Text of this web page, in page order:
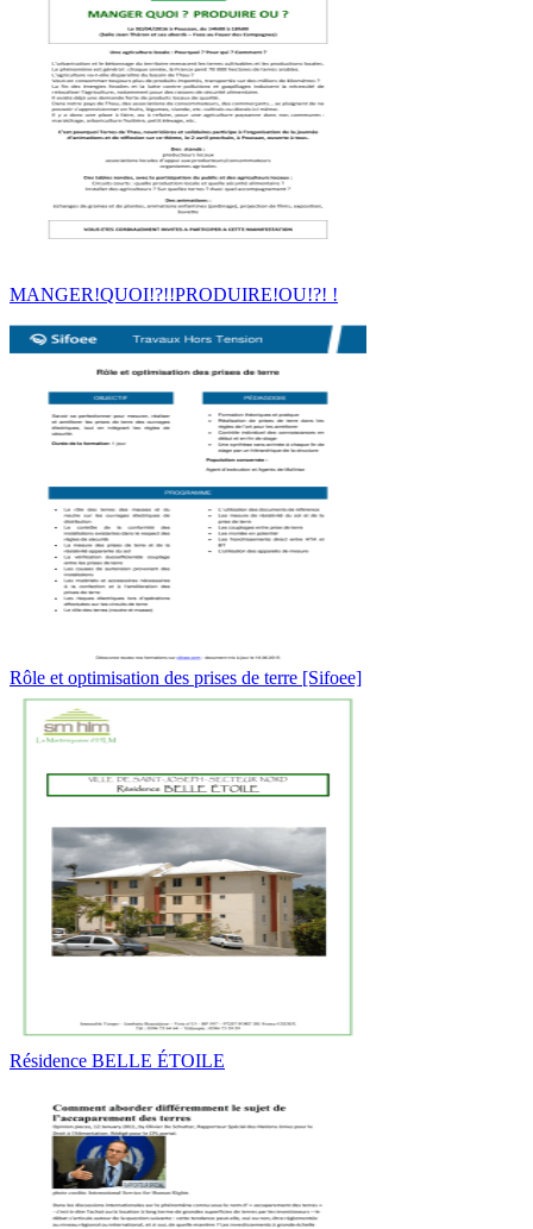
MANGER!QUOI!?!!PRODUIRE!OU!?! !
Rôle et optimisation des prises de terre [Sifoee]
Résidence BELLE ÉTOILE